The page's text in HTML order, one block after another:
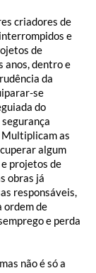
criadores de
e
de
anos, dentro e
da
se
do
as
algum
projetos de
obras já
responsáveis,
ordem de
e perda
não é só a